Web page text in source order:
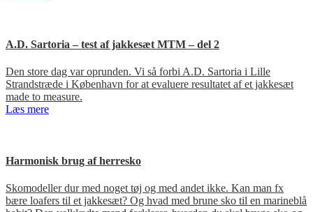
A.D. Sartoria – test af jakkesæt MTM – del 2
Den store dag var oprunden. Vi så forbi A.D. Sartoria i Lille
Strandstræde i København for at evaluere resultatet af et jakkesæt
made to measure.
Læs mere
Harmonisk brug af herresko
Skomodeller dur med noget tøj og med andet ikke. Kan man fx
bære loafers til et jakkesæt? Og hvad med brune sko til en marineblå